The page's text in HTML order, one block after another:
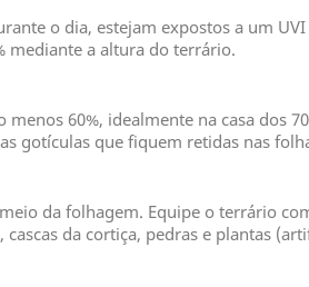
o dia, estejam expostos a um
mediante a altura do terrário.
60%, idealmente na casa dos
gotículas que fiquem retidas nas
da folhagem. Equipe o terrário
da cortiça, pedras e plantas